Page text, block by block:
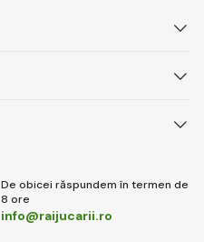
De obicei răspundem în termen de
8 ore
info@raijucarii.ro